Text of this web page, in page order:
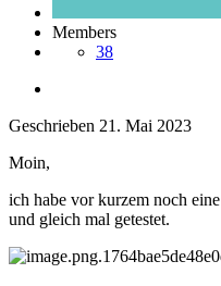
Members
38
Geschrieben 21. Mai 2023
Moin,
ich habe vor kurzem noch eine
und gleich mal getestet.